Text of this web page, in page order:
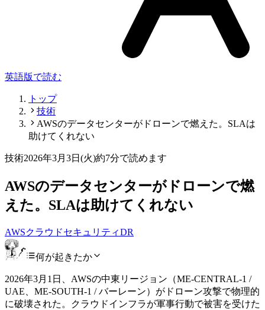
英語版で読む
トップ
技術
AWSのデータセンターがドローンで燃えた。SLAは
助けてくれない
技術2026年3月3日(火)約7分で読めます
AWSのデータセンターがドローンで燃
えた。SLAは助けてくれない
AWSクラウドセキュリティDR
何が起きたか
2026年3月1日、AWSの中東リージョン（ME-CENTRAL-1 /
UAE、ME-SOUTH-1 / バーレーン）がドローン攻撃で物理的
に破壊された。クラウドインフラが軍事行動で被害を受けた